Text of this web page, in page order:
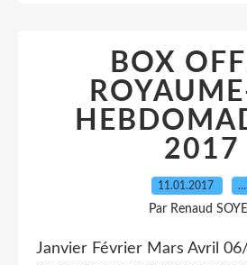
BOX
2017
11.01.2017 …
Par Renaud
Janvier Février Mars Avril